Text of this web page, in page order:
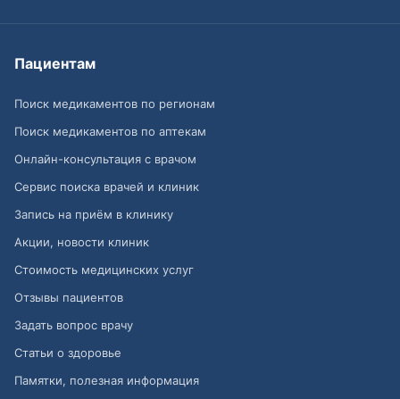
Пациентам
Поиск медикаментов по регионам
Поиск медикаментов по аптекам
Онлайн-консультация с врачом
Сервис поиска врачей и клиник
Запись на приём в клинику
Акции, новости клиник
Стоимость медицинских услуг
Отзывы пациентов
Задать вопрос врачу
Статьи о здоровье
Памятки, полезная информация